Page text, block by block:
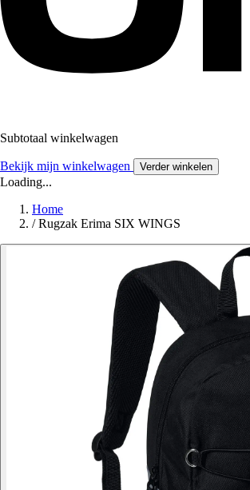
Subtotaal winkelwagen
Bekijk mijn winkelwagen Verder winkelen
Loading...
Home
/ Rugzak Erima SIX WINGS